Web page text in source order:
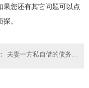
果您还有其它问题可以点
。
夫妻一方私自借的债务是否需共同偿还